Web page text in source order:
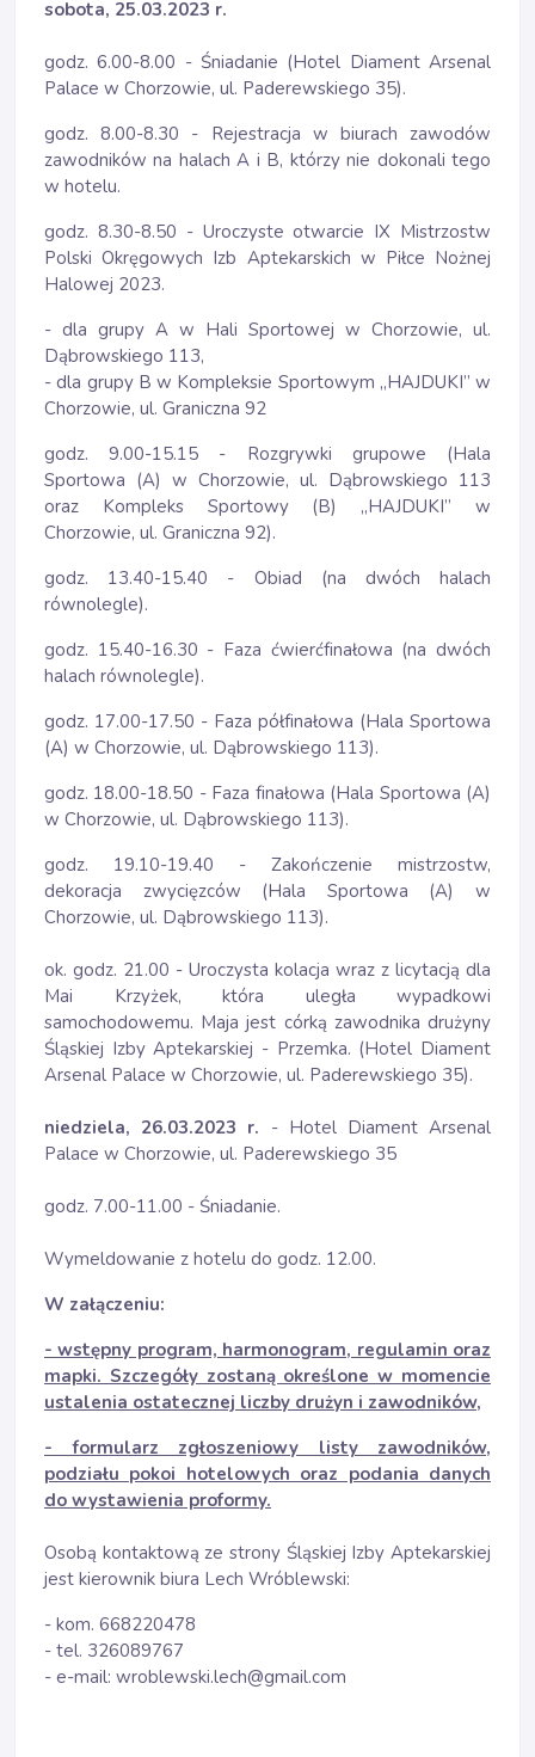
sobota, 25.03.2023 r.
godz. 6.00-8.00 - Śniadanie (Hotel Diament Arsenal
Palace w Chorzowie, ul. Paderewskiego 35).
godz. 8.00-8.30 - Rejestracja w biurach zawodów
zawodników na halach A i B, którzy nie dokonali tego
w hotelu.
godz. 8.30-8.50 - Uroczyste otwarcie IX Mistrzostw
Polski Okręgowych Izb Aptekarskich w Piłce Nożnej
Halowej 2023.
- dla grupy A w Hali Sportowej w Chorzowie, ul.
Dąbrowskiego 113,
- dla grupy B w Kompleksie Sportowym „HAJDUKI” w
Chorzowie, ul. Graniczna 92
godz. 9.00-15.15 - Rozgrywki grupowe (Hala
Sportowa (A) w Chorzowie, ul. Dąbrowskiego 113
oraz Kompleks Sportowy (B) „HAJDUKI” w
Chorzowie, ul. Graniczna 92).
godz. 13.40-15.40 - Obiad (na dwóch halach
równolegle).
godz. 15.40-16.30 - Faza ćwierćfinałowa (na dwóch
halach równolegle).
godz. 17.00-17.50 - Faza półfinałowa (Hala Sportowa
(A) w Chorzowie, ul. Dąbrowskiego 113).
godz. 18.00-18.50 - Faza finałowa (Hala Sportowa (A)
w Chorzowie, ul. Dąbrowskiego 113).
godz. 19.10-19.40 - Zakończenie mistrzostw,
dekoracja zwycięzców (Hala Sportowa (A) w
Chorzowie, ul. Dąbrowskiego 113).
ok. godz. 21.00 - Uroczysta kolacja wraz z licytacją dla
Mai Krzyżek, która uległa wypadkowi
samochodowemu. Maja jest córką zawodnika drużyny
Śląskiej Izby Aptekarskiej - Przemka. (Hotel Diament
Arsenal Palace w Chorzowie, ul. Paderewskiego 35).
niedziela, 26.03.2023 r. - Hotel Diament Arsenal
Palace w Chorzowie, ul. Paderewskiego 35
godz. 7.00-11.00 - Śniadanie.
Wymeldowanie z hotelu do godz. 12.00.
W załączeniu:
- wstępny program, harmonogram, regulamin oraz
mapki. Szczegóły zostaną określone w momencie
ustalenia ostatecznej liczby drużyn i zawodników,
- formularz zgłoszeniowy listy zawodników,
podziału pokoi hotelowych oraz podania danych
do wystawienia proformy.
Osobą kontaktową ze strony Śląskiej Izby Aptekarskiej
jest kierownik biura Lech Wróblewski:
- kom. 668220478
- tel. 326089767
- e-mail: wroblewski.lech@gmail.com